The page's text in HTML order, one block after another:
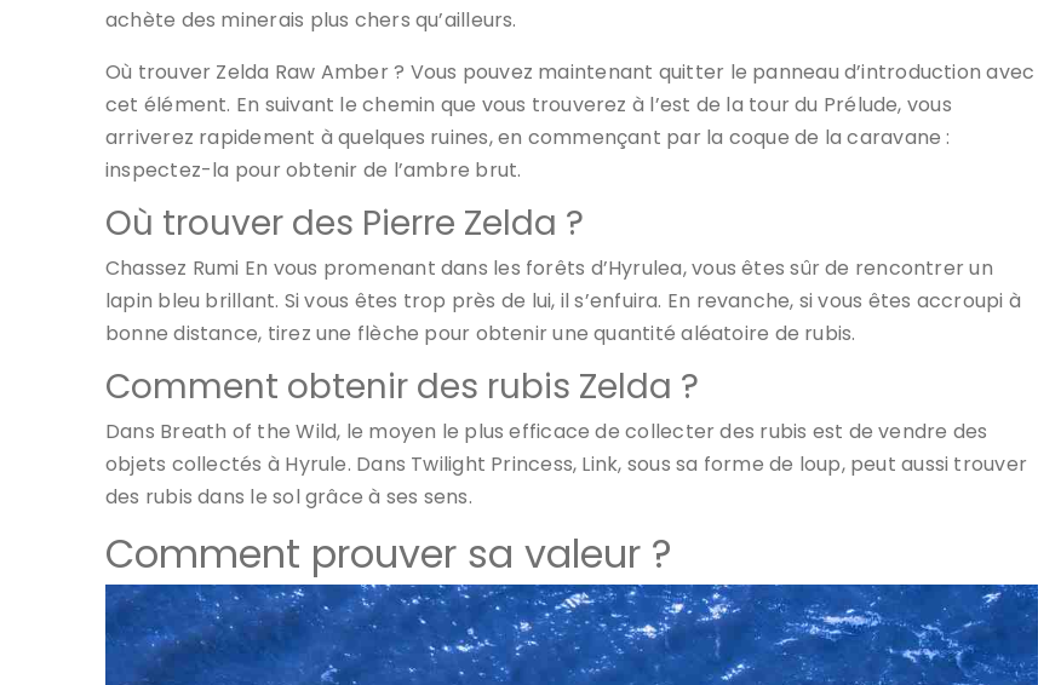
achète des minerais plus chers qu’ailleurs.
Où trouver Zelda Raw Amber ? Vous pouvez maintenant quitter le panneau d’introduction avec
cet élément. En suivant le chemin que vous trouverez à l’est de la tour du Prélude, vous
arriverez rapidement à quelques ruines, en commençant par la coque de la caravane :
inspectez-la pour obtenir de l’ambre brut.
Où trouver des Pierre Zelda ?
Chassez Rumi En vous promenant dans les forêts d’Hyrulea, vous êtes sûr de rencontrer un
lapin bleu brillant. Si vous êtes trop près de lui, il s’enfuira. En revanche, si vous êtes accroupi à
bonne distance, tirez une flèche pour obtenir une quantité aléatoire de rubis.
Comment obtenir des rubis Zelda ?
Dans Breath of the Wild, le moyen le plus efficace de collecter des rubis est de vendre des
objets collectés à Hyrule. Dans Twilight Princess, Link, sous sa forme de loup, peut aussi trouver
des rubis dans le sol grâce à ses sens.
Comment prouver sa valeur ?